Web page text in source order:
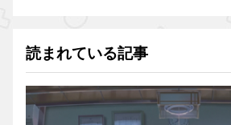
読まれている記事